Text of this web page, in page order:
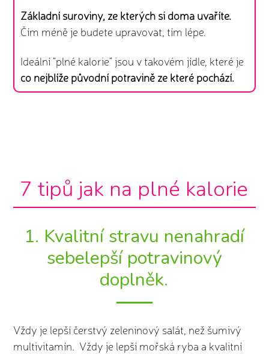
Základní suroviny, ze kterých si doma uvaříte.
Čím méně je budete upravovat, tím lépe.
Ideální "plné kalorie" jsou v takovém jídle, které je
co nejblíže původní potravině ze které pochází.
7 tipů jak na plné kalorie
1. Kvalitní stravu nenahradí
sebelepší potravinový
doplněk.
Vždy je lepší čerstvý zeleninový salát, než šumivý
multivitamín. Vždy je lepší mořská ryba a kvalitní